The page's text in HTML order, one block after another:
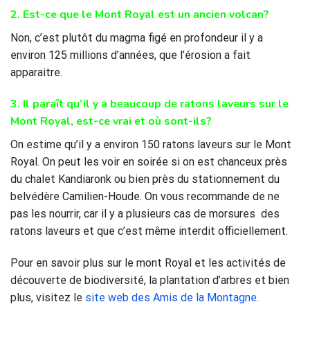
2. Est-ce que le Mont Royal est un ancien volcan?
Non, c’est plutôt du magma figé en profondeur il y a
environ 125 millions d’années, que l’érosion a fait
apparaitre.
3. Il paraît qu’il y a beaucoup de ratons laveurs sur le
Mont Royal, est-ce vrai et où sont-ils?
On estime qu’il y a environ 150 ratons laveurs sur le Mont
Royal. On peut les voir en soirée si on est chanceux près
du chalet Kandiaronk ou bien près du stationnement du
belvédère Camilien-Houde. On vous recommande de ne
pas les nourrir, car il y a plusieurs cas de morsures des
ratons laveurs et que c’est même interdit officiellement.
Pour en savoir plus sur le mont Royal et les activités de
découverte de biodiversité, la plantation d’arbres et bien
plus, visitez le site web des Amis de la Montagne.